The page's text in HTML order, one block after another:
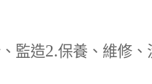
監造2.保養、維修、